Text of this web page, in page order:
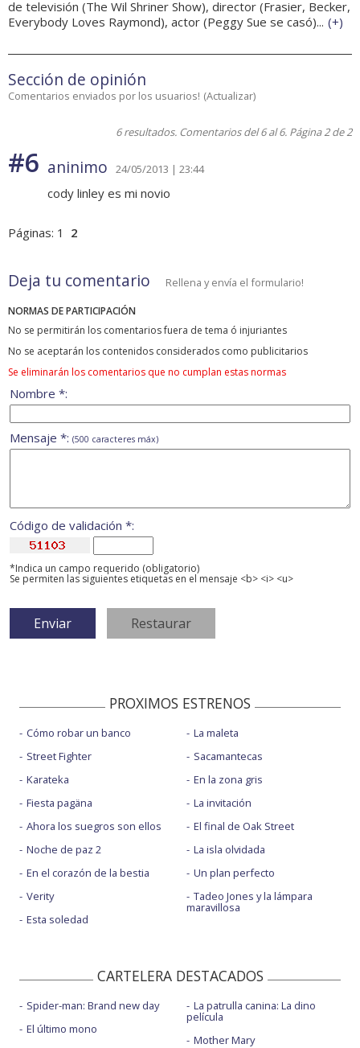
de televisión (The Wil Shriner Show), director (Frasier, Becker,
Everybody Loves Raymond), actor (Peggy Sue se casó)... (+)
Sección de opinión
Comentarios enviados por los usuarios! (Actualizar)
6 resultados. Comentarios del 6 al 6. Página 2 de 2
#6 aninimo 24/05/2013 | 23:44
cody linley es mi novio
Páginas: 1 2
Deja tu comentario Rellena y envía el formulario!
NORMAS DE PARTICIPACIÓN
No se permitirán los comentarios fuera de tema ó injuriantes
No se aceptarán los contenidos considerados como publicitarios
Se eliminarán los comentarios que no cumplan estas normas
Nombre *:
Mensaje *: (500 caracteres máx)
Código de validación *:
*Indica un campo requerido (obligatorio)
Se permiten las siguientes etiquetas en el mensaje <b> <i> <u>
PROXIMOS ESTRENOS
Cómo robar un banco
Street Fighter
Karateka
Fiesta pagäna
Ahora los suegros son ellos
Noche de paz 2
En el corazón de la bestia
Verity
Esta soledad
La maleta
Sacamantecas
En la zona gris
La invitación
El final de Oak Street
La isla olvidada
Un plan perfecto
Tadeo Jones y la lámpara
maravillosa
CARTELERA DESTACADOS
Spider-man: Brand new day
El último mono
La patrulla canina: La dino
película
Mother Mary